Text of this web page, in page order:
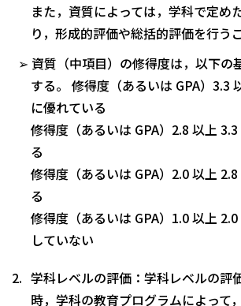
また，資質によっては，学科で定め
り，形成的評価や総括的評価を行う
➢ 資質（中項目）の修得度は，以下の
する。 修得度（あるいは GPA）3.3
に優れている
修得度（あるいは GPA）2.8 以上
る
修得度（あるいは GPA）2.0 以上
る
修得度（あるいは GPA）1.0 以上
していない
学科レベルの評価：学科レベルの評
時，学科の教育プログラムによって